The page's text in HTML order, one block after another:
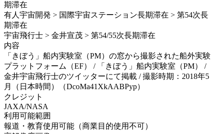
期滞在
有人宇宙開発 > 国際宇宙ステーション長期滞在 > 第54次長
期滞在
宇宙飛行士 > 金井宣茂 > 第54/55次長期滞在
内容
「きぼう」船内実験室（PM）の窓から撮影された船外実験
プラットフォーム（EF） / 「きぼう」船内実験室（PM） /
金井宇宙飛行士のツイッターにて掲載 / 撮影時期：2018年5
月（日本時間）（DcoMa41XkAABPyp）
クレジット
JAXA/NASA
利用可能範囲
報道・教育使用可能（商業目的使用不可）